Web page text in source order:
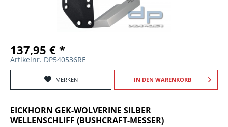
137,95 € *
Artikelnr. DP540536RE
MERKEN IN DEN WARENKORB
EICKHORN GEK-WOLVERINE SILBER
WELLENSCHLIFF (BUSHCRAFT-MESSER)